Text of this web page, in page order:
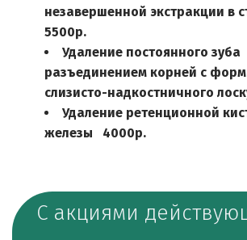
незавершенной экстракции в
5500р.
Удаление постоянного зуба
разъединением корней с
слизисто-надкостничного
Удаление ретенционной
железы   4000р.
С акциями